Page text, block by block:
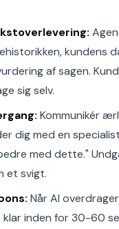
kundens
af sagen.
sig selv.
Kommunikér
dig med en
med dette."
et svigt.
Når AI
inden for 30-60